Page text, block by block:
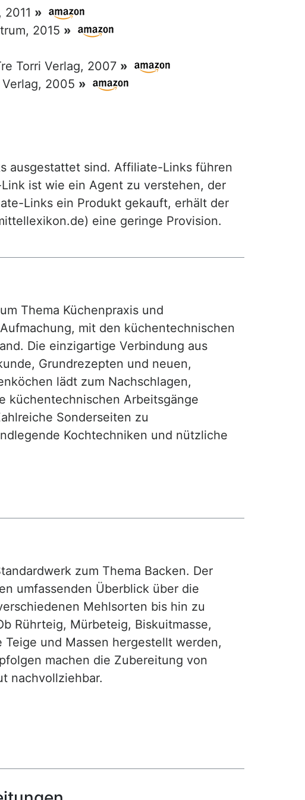
2011 »
2015 »
Torri Verlag, 2007 »
2005 »
ausgestattet sind. Affiliate-Links führen
ist wie ein Agent zu verstehen, der
Links ein Produkt gekauft, erhält der
eine geringe Provision.
Thema Küchenpraxis und
mit den küchentechnischen
Die einzigartige Verbindung aus
Grundrezepten und neuen,
lädt zum Nachschlagen,
küchentechnischen Arbeitsgänge
Sonderseiten zu
Kochtechniken und nützliche
zum Thema Backen. Der
umfassenden Überblick über die
Mehlsorten bis hin zu
Rührteig, Mürbeteig, Biskuitmasse,
und Massen hergestellt werden,
machen die Zubereitung von
nachvollziehbar.